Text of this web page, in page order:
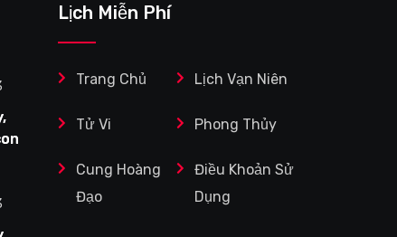
Lịch Miễn Phí
Trang Chủ Lịch Vạn Niên
Tử Vi Phong Thủy
Cung Hoàng
Đạo
Điều Khoản Sử
Dụng